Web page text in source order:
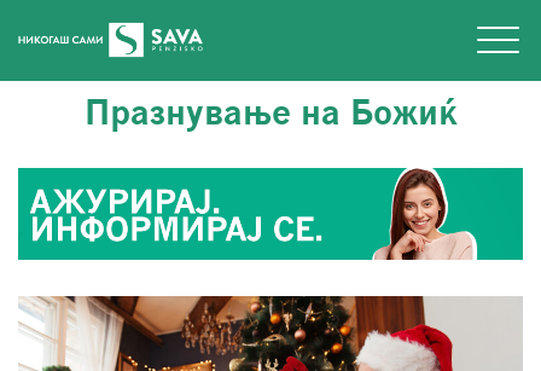
Празнување на Божиќ